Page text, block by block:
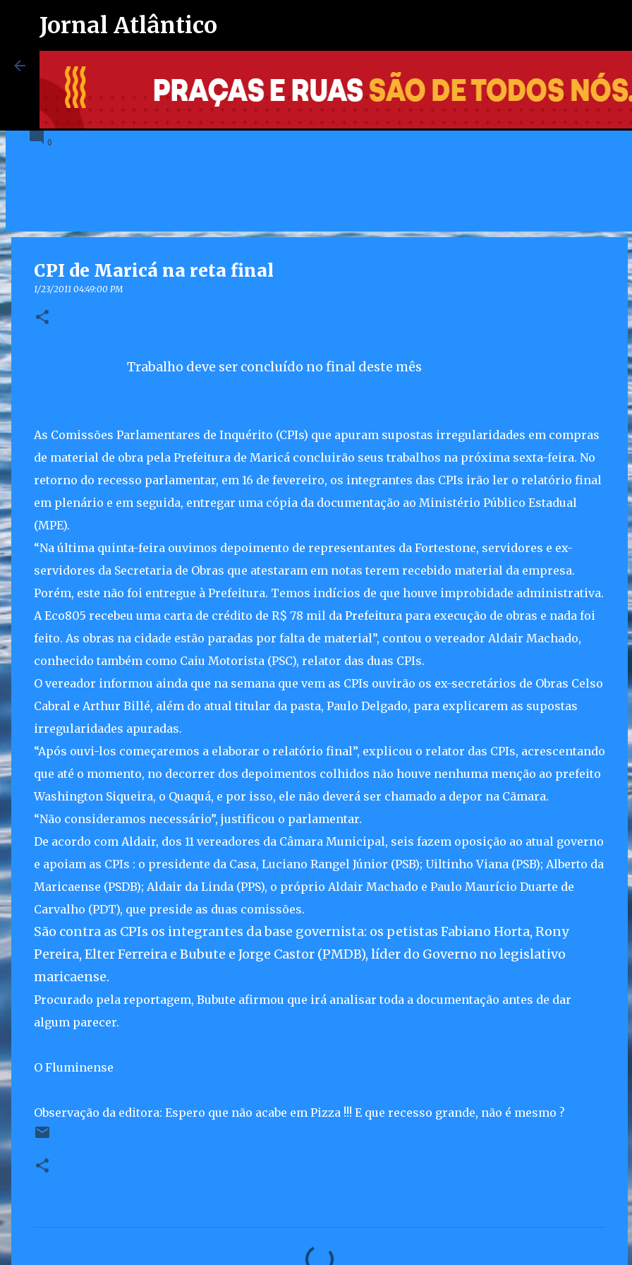
Jornal Atlântico
Maricá inaugura espaço exclusivo para vacinação de pessoas
autistas no Centro de Vacinação Integrada
8/07/2026 08:37:00 PM
0
CPI de Maricá na reta final
1/23/2011 04:49:00 PM
Trabalho deve ser concluído no final deste mês
As Comissões Parlamentares de Inquérito (CPIs) que apuram supostas irregularidades em compras
de material de obra pela Prefeitura de Maricá concluirão seus trabalhos na próxima sexta-feira. No
retorno do recesso parlamentar, em 16 de fevereiro, os integrantes das CPIs irão ler o relatório final
em plenário e em seguida, entregar uma cópia da documentação ao Ministério Público Estadual
(MPE).
“Na última quinta-feira ouvimos depoimento de representantes da Fortestone, servidores e ex-
servidores da Secretaria de Obras que atestaram em notas terem recebido material da empresa.
Porém, este não foi entregue à Prefeitura. Temos indícios de que houve improbidade administrativa.
A Eco805 recebeu uma carta de crédito de R$ 78 mil da Prefeitura para execução de obras e nada foi
feito. As obras na cidade estão paradas por falta de material”, contou o vereador Aldair Machado,
conhecido também como Caiu Motorista (PSC), relator das duas CPIs.
O vereador informou ainda que na semana que vem as CPIs ouvirão os ex-secretários de Obras Celso
Cabral e Arthur Billé, além do atual titular da pasta, Paulo Delgado, para explicarem as supostas
irregularidades apuradas.
“Após ouvi-los começaremos a elaborar o relatório final”, explicou o relator das CPIs, acrescentando
que até o momento, no decorrer dos depoimentos colhidos não houve nenhuma menção ao prefeito
Washington Siqueira, o Quaquá, e por isso, ele não deverá ser chamado a depor na Cãmara.
“Não consideramos necessário”, justificou o parlamentar.
De acordo com Aldair, dos 11 vereadores da Câmara Municipal, seis fazem oposição ao atual governo
e apoiam as CPIs : o presidente da Casa, Luciano Rangel Júnior (PSB); Uiltinho Viana (PSB); Alberto da
Maricaense (PSDB); Aldair da Linda (PPS), o próprio Aldair Machado e Paulo Maurício Duarte de
Carvalho (PDT), que preside as duas comissões.
São contra as CPIs os integrantes da base governista: os petistas Fabiano Horta, Rony
Pereira, Elter Ferreira e Bubute e Jorge Castor (PMDB), líder do Governo no legislativo
maricaense.
Procurado pela reportagem, Bubute afirmou que irá analisar toda a documentação antes de dar
algum parecer.
O Fluminense
Observação da editora: Espero que não acabe em Pizza !!! E que recesso grande, não é mesmo ?